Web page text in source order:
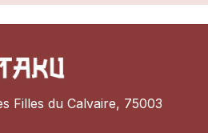
Filles du Calvaire, 75003